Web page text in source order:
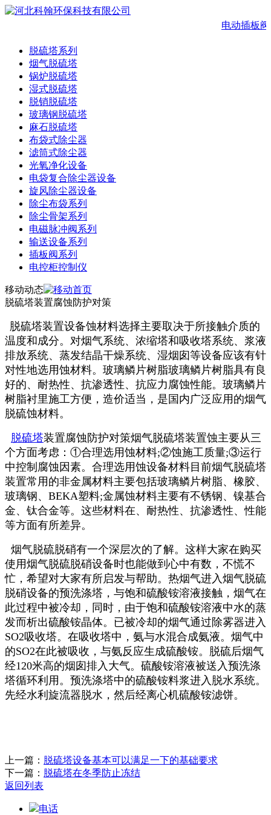
电动插板阀
脱硫塔系列
烟气脱硫塔
锅炉脱硫塔
湿式脱硫塔
脱销脱硫塔
玻璃钢脱硫塔
麻石脱硫塔
布袋式除尘器
滤筒式除尘器
光氧净化设备
电袋复合除尘器设备
旋风除尘器设备
除尘布袋系列
除尘骨架系列
电磁脉冲阀系列
输送设备系列
插板阀系列
电控柜控制仪
移动动态
脱硫塔装置腐蚀防护对策
脱硫塔装置设备蚀材料选择主要取决于所接触介质的
温度和成分。对烟气系统、浓缩塔和吸收塔系统、浆液
排放系统、蒸发结晶干燥系统、湿烟囱等设备应该有针
对性地选用蚀材料。玻璃鳞片树脂玻璃鳞片树脂具有良
好的、耐热性、抗渗透性、抗应力腐蚀性能。玻璃鳞片
树脂衬里施工方便，造价适当，是国内广泛应用的烟气
脱硫蚀材料。
脱硫塔装置腐蚀防护对策烟气脱硫塔装置蚀主要从三
个方面考虑：①合理选用蚀材料;②蚀施工质量;③运行
中控制腐蚀因素。合理选用蚀设备材料目前烟气脱硫塔
装置常用的非金属材料主要包括玻璃鳞片树脂、橡胶、
玻璃钢、BEKA塑料;金属蚀材料主要有不锈钢、镍基合
金、钛合金等。这些材料在、耐热性、抗渗透性、性能
等方面有所差异。
烟气脱硫脱硝有一个深层次的了解。这样大家在购买
使用烟气脱硫脱硝设备时也能做到心中有数，不慌不
忙，希望对大家有所启发与帮助。热烟气进入烟气脱硫
脱硝设备的预洗涤塔，与饱和硫酸铵溶液接触，烟气在
此过程中被冷却，同时，由于饱和硫酸铵溶液中水的蒸
发而析出硫酸铵晶体。已被冷却的烟气通过除雾器进入
SO2吸收塔。在吸收塔中，氨与水混合成氨液。烟气中
的SO2在此被吸收，与氨反应生成硫酸铵。脱硫后烟气
经120米高的烟囱排入大气。硫酸铵溶液被送入预洗涤
塔循环利用。预洗涤塔中的硫酸铵料浆进入脱水系统。
先经水利旋流器脱水，然后经离心机硫酸铵滤饼。
上一篇： 脱硫塔设备基本可以满足一下的基础要求
下一篇： 脱硫塔在冬季防止冻结
返回列表
电话